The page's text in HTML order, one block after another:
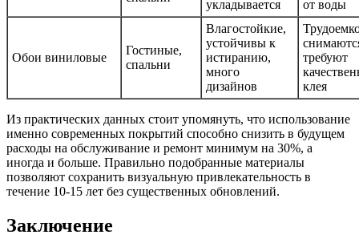
укладывается от воды
Обои виниловые
Гостиные,
спальни
Влагостойкие,
устойчивы к
истиранию,
много
дизайнов
требуют
клея
Из практических данных стоит упомянуть, что использование
именно современных покрытий способно снизить в будущем
расходы на обслуживание и ремонт минимум на 30%, а
иногда и больше. Правильно подобранные материалы
позволяют сохранить визуальную привлекательность в
течение 10-15 лет без существенных обновлений.
Заключение